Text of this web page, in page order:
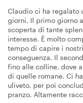
Claudio ci ha regalato
giorni. Il primo giorno
scoperta di tante
interesse. È molto
tempo di capire i
conseguenza. Il
fino alle colline, dove
di quelle romane. Ci
uliveto, per poi
pranzo. Altamente